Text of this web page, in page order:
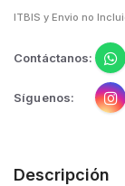
ITBIS y Envio no
Contáctanos:
Síguenos:
Descripción